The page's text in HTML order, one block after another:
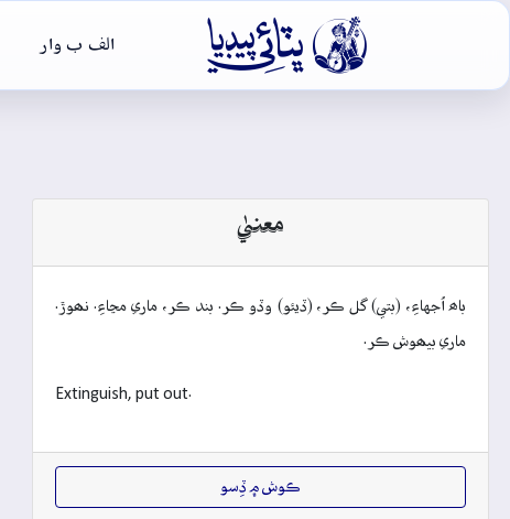
 الف ب وار
معنيٰ
باھ اُجهاءِ، (بتي) گل ڪر، (ڏيئو) وڏو ڪر. بند ڪر، ماري مڃاءِ. نھوڙ.
ماري بيھوش ڪر.
Extinguish, put out.
ڪوش ۾ ڏِسو